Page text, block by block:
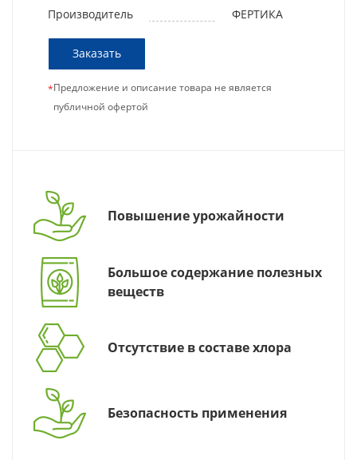
Производитель
ФЕРТИКА
Заказать
*Предложение и описание товара не является
публичной офертой
Повышение урожайности
Большое содержание полезных
веществ
Отсутствие в составе хлора
Безопасность применения